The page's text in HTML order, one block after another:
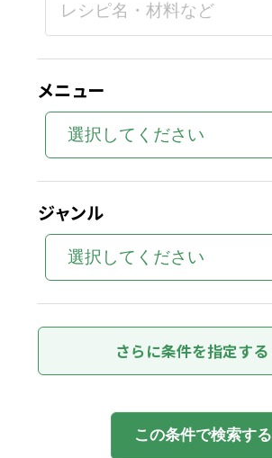
メニュー
ジャンル
季節・行事食この条件で検索する